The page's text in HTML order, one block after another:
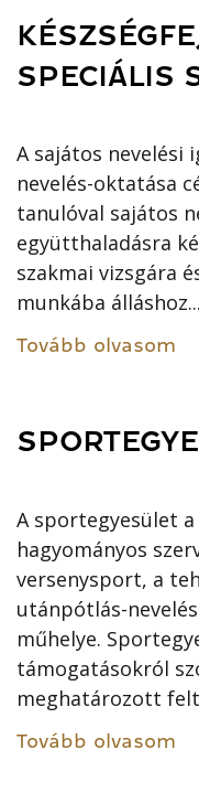
SPECIÁLIS
A sajátos nevelési
nevelés-oktatása
tanulóval sajátos
együtthaladásra
szakmai vizsgára
munkába álláshoz...
Tovább olvasom
A sportegyesület
hagyományos
versenysport, a
utánpótlás-
műhelye.
támogatásokról
meghatározott
Tovább olvasom